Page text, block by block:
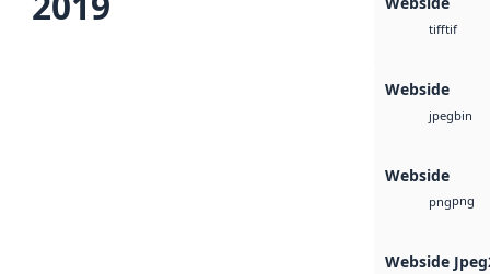
tifftif
Webside
jpegbin
Webside
pngpng
Webside